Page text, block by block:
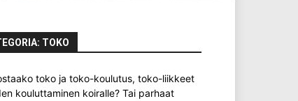
TOKO
toko ja toko-koulutus, toko-liikkeet
kouluttaminen koiralle? Tai parhaat